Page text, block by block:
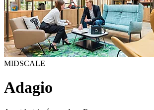
MIDSCALE
Adagio